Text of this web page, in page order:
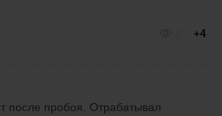
+4
после пробоя. Отрабатывал